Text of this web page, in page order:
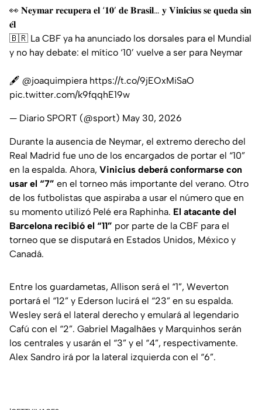
👀 𝐍𝐞𝐲𝐦𝐚𝐫 𝐫𝐞𝐜𝐮𝐩𝐞𝐫𝐚 𝐞𝐥 ‘𝟏𝟎’ 𝐝𝐞 𝐁𝐫𝐚𝐬𝐢𝐥… 𝐲 𝐕𝐢𝐧𝐢́𝐜𝐢𝐮𝐬 𝐬𝐞 𝐪𝐮𝐞𝐝𝐚 𝐬𝐢𝐧
𝐞́𝐥
🇧🇷 La CBF ya ha anunciado los dorsales para el Mundial
y no hay debate: el mítico ‘10’ vuelve a ser para Neymar
🖋️ @joaquimpiera https://t.co/9jEOxMiSaO
pic.twitter.com/k9fqqhE19w
— Diario SPORT (@sport) May 30, 2026
Durante la ausencia de Neymar, el extremo derecho del
Real Madrid fue uno de los encargados de portar el “10”
en la espalda. Ahora, Vinicius deberá conformarse con
usar el “7” en el torneo más importante del verano. Otro
de los futbolistas que aspiraba a usar el número que en
su momento utilizó Pelé era Raphinha. El atacante del
Barcelona recibió el “11” por parte de la CBF para el
torneo que se disputará en Estados Unidos, México y
Canadá.
Entre los guardametas, Allison será el “1”, Weverton
portará el “12” y Ederson lucirá el “23” en su espalda.
Wesley será el lateral derecho y emulará al legendario
Cafú con el “2”. Gabriel Magalhães y Marquinhos serán
los centrales y usarán el “3” y el “4”, respectivamente.
Alex Sandro irá por la lateral izquierda con el “6”.